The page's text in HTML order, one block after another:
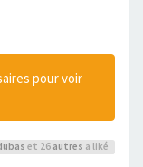
pour voir
et 26 autres a liké